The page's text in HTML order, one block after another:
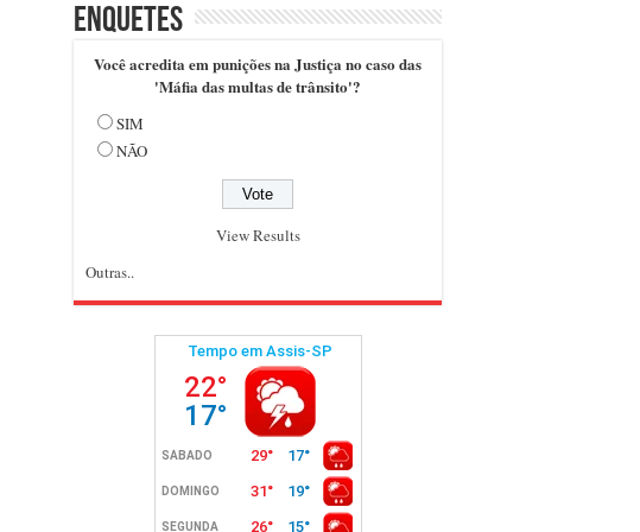
Enquetes
Você acredita em punições na Justiça no caso das
'Máfia das multas de trânsito'?
SIM
NÃO
View Results
Outras..